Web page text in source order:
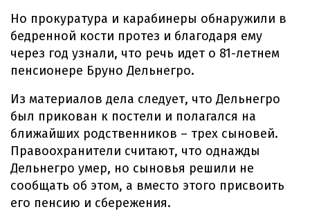
Но прокуратура и карабинеры обнаружили в
бедренной кости протез и благодаря ему
через год узнали, что речь идет о 81-летнем
пенсионере Бруно Дельнегро.
Из материалов дела следует, что Дельнегро
был прикован к постели и полагался на
ближайших родственников – трех сыновей.
Правоохранители считают, что однажды
Дельнегро умер, но сыновья решили не
сообщать об этом, а вместо этого присвоить
его пенсию и сбережения.